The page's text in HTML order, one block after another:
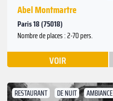
Abel Montmartre
Paris 18 (75018)
Nombre de places : 2-70 pers.
VOIR
RESTAURANT DE NUIT AMBIANCE